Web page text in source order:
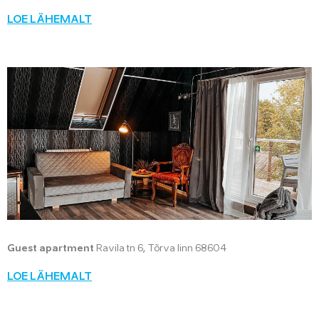
LOE LÄHEMALT
Guest apartment Ravila tn 6, Tõrva linn 68604
LOE LÄHEMALT